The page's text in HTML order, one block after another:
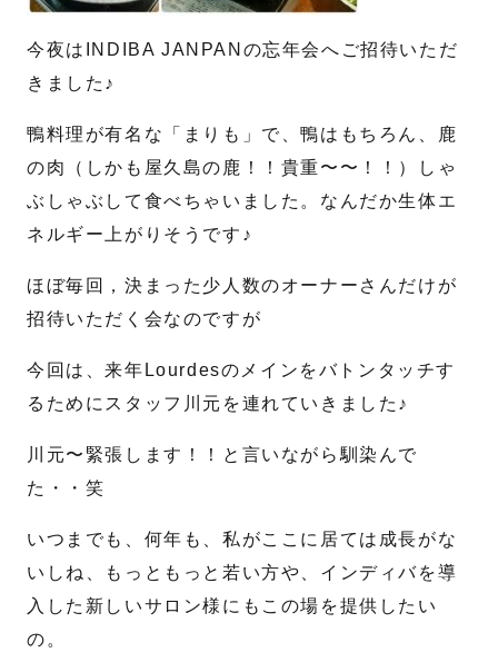
今夜はINDIBA JANPANの忘年会へご招待いただ
きました♪
鴨料理が有名な「まりも」で、鴨はもちろん、鹿
の肉（しかも屋久島の鹿！！貴重〜〜！！）しゃ
ぶしゃぶして食べちゃいました。なんだか生体エ
ネルギー上がりそうです♪
ほぼ毎回，決まった少人数のオーナーさんだけが
招待いただく会なのですが
今回は、来年Lourdesのメインをバトンタッチす
るためにスタッフ川元を連れていきました♪
川元〜緊張します！！と言いながら馴染んで
た・・笑
いつまでも、何年も、私がここに居ては成長がな
いしね、もっともっと若い方や、インディバを導
入した新しいサロン様にもこの場を提供したい
の。
送信する